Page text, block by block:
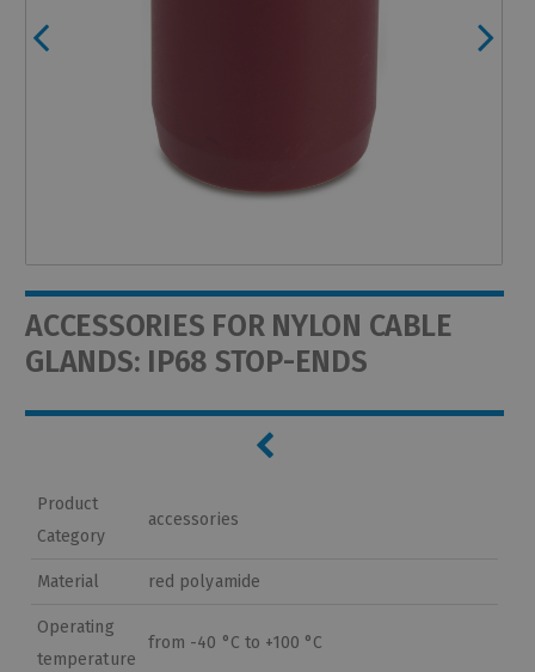
ACCESSORIES FOR NYLON CABLE
GLANDS: IP68 STOP-ENDS
Product
Category
accessories
Material red polyamide
Operating
temperature
from -40 °C to +100 °C